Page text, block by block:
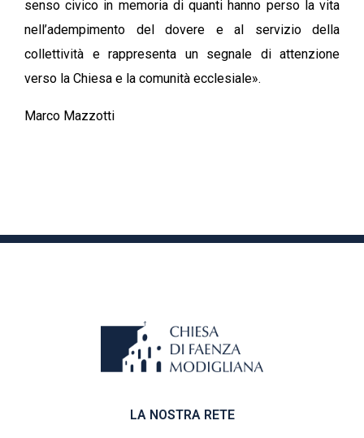
senso civico in memoria di quanti hanno perso la vita
nell’adempimento del dovere e al servizio della
collettività e rappresenta un segnale di attenzione
verso la Chiesa e la comunità ecclesiale».
Marco Mazzotti
LA NOSTRA RETE